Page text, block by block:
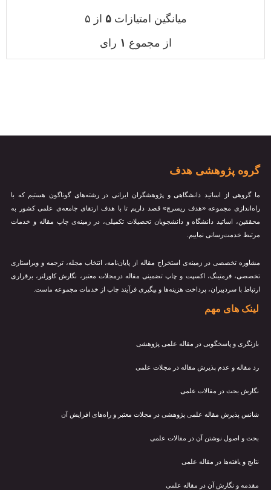
میانگین امتیازات۵ از ۵
از مجموع ۱ رای
گروه پژوهشی هدف
ما گروهی از اساتید دانشگاهی و پژوهشگران ایرانی در رشته‌های گوناگون هستیم که با
راه‌اندازی مجموعه «هدف ریسرچ» قصد داریم تا با هدف ارتقای جامعه‌ی علمی کشور به
محققین، اساتید دانشگاه و دانشجویان تحصیلات تکمیلی، در زمینه‌ی چاپ مقاله و خدمات
مرتبط خدمت‌رسانی نماییم.
مشاوره تخصصی در زمینه‌ی استخراج مقاله از پایان‌نامه، انتخاب مجله، ترجمه و ویراستاری
تخصصی، فرمتینگ، اکسپت و چاپ تضمینی مقاله درمجلات معتبر، نگارش کاورلتر، برقراری
ارتباط با سردبیران، پرداخت هزینه‌ها و پیگیری فرآیند چاپ از خدمات مجموعه ماست.
لینک های مهم
بازنگری و پاسخگویی در مقاله علمی پژوهشی
رد مقاله و عدم پذیرش مقاله در مجلات علمی
نگارش بحث در مقالات علمی
شانس پذیرش مقاله علمی پژوهشی در مجلات معتبر و راه‌های افزایش آن
بحث و اصول نوشتن آن در مقالات علمی
نتایج و یافته‌ها در مقاله علمی
مقدمه و نگارش آن در مقاله علمی